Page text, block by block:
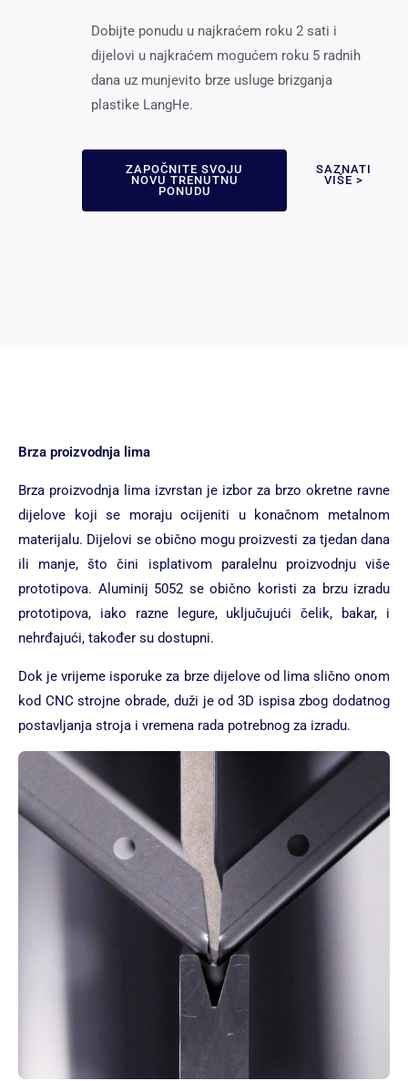
Dobijte ponudu u najkraćem roku 2 sati i
dijelovi u najkraćem mogućem roku 5 radnih
dana uz munjevito brze usluge brizganja
plastike LangHe.
ZAPOČNITE SVOJU
NOVU TRENUTNU
PONUDU
SAZNATI
VIŠE >
Brza proizvodnja lima
Brza proizvodnja lima izvrstan je izbor za brzo okretne ravne
dijelove koji se moraju ocijeniti u konačnom metalnom
materijalu. Dijelovi se obično mogu proizvesti za tjedan dana
ili manje, što čini isplativom paralelnu proizvodnju više
prototipova. Aluminij 5052 se obično koristi za brzu izradu
prototipova, iako razne legure, uključujući čelik, bakar, i
nehrđajući, također su dostupni.
Dok je vrijeme isporuke za brze dijelove od lima slično onom
kod CNC strojne obrade, duži je od 3D ispisa zbog dodatnog
postavljanja stroja i vremena rada potrebnog za izradu.